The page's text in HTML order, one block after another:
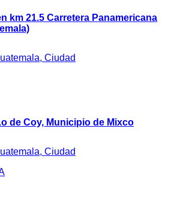
km 21.5 Carretera Panamericana
Ciudad
de Coy, Municipio de Mixco
Ciudad